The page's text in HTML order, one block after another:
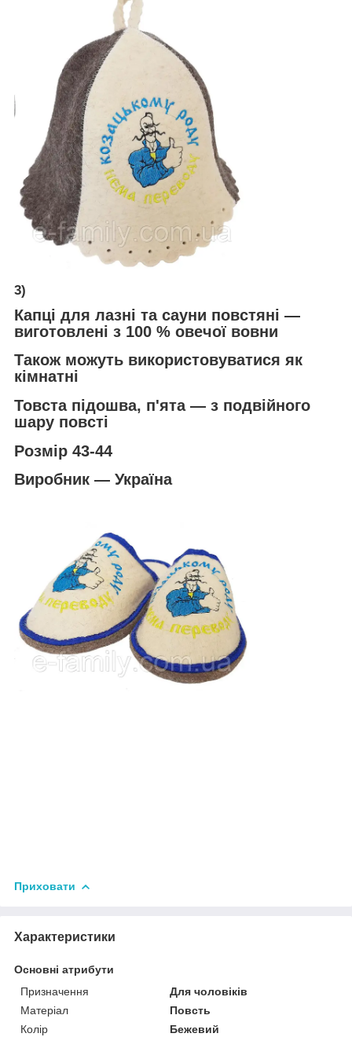
3)
Капці для лазні та сауни повстяні ―
виготовлені з 100 % овечої вовни
Також можуть використовуватися як
кімнатні
Товста підошва, п'ята ― з подвійного
шару повсті
Розмір 43-44
Виробник ― Україна
Приховати
Характеристики
Основні атрибути
Призначення
Для чоловіків
Матеріал
Повсть
Колір
Бежевий